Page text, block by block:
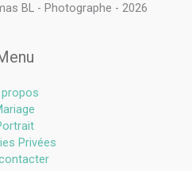
BL - Photographe - 2026
Privées